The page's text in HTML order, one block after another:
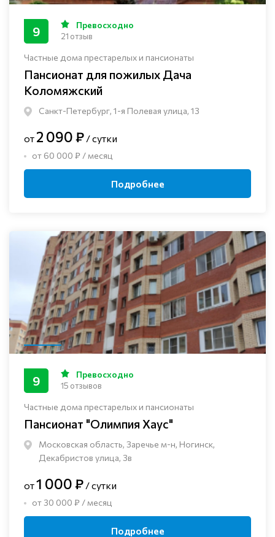
Частные дома престарелых и пансионаты
Пансионат для пожилых Дача
Коломяжский
Санкт-Петербург, 1-я Полевая улица, 13
9 Превосходно
21 отзыв
от 2 090 ₽ / сутки
от 60 000 ₽ / месяц
Подробнее
Частные дома престарелых и пансионаты
Пансионат "Олимпия Хаус"
Московская область, Заречье м-н, Ногинск, ​
Декабристов улица, 3в
9 Превосходно
15 отзывов
от1 000 ₽ / сутки
от 30 000 ₽ / месяц
Подробнее